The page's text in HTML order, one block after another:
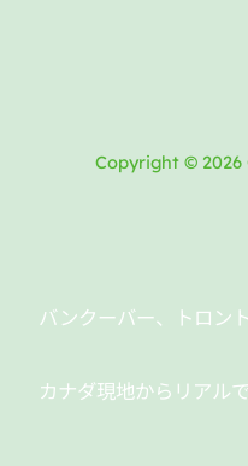
Copyright © 2026
バンクーバー、トロン
カナダ現地からリアル